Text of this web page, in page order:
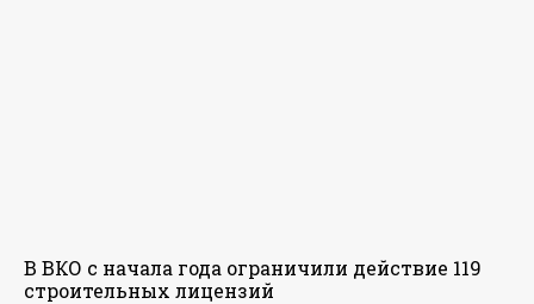
В ВКО с начала года ограничили действие 119
строительных лицензий